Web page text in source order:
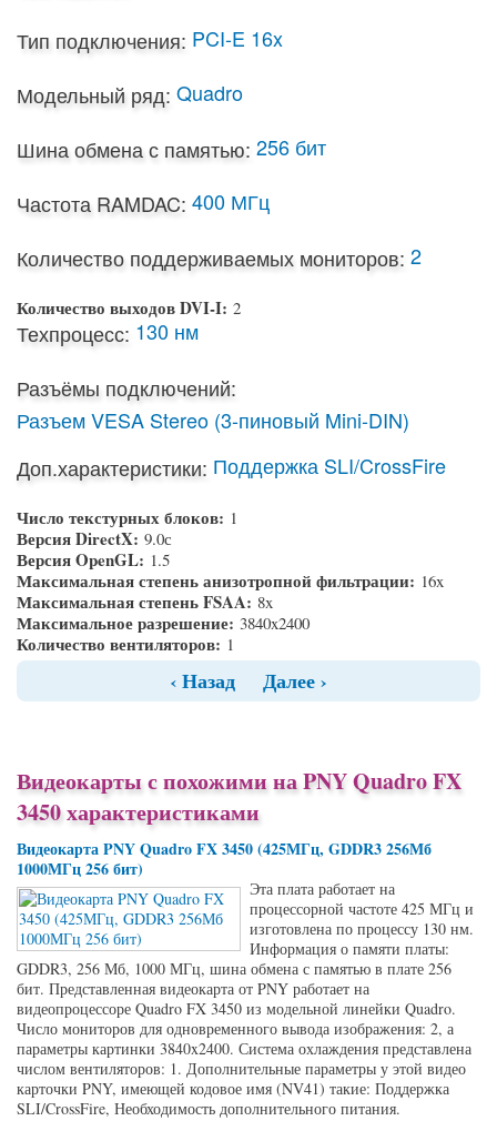
Тип подключения: PCI-E 16x
Модельный ряд: Quadro
Шина обмена с памятью: 256 бит
Частота RAMDAC: 400 МГц
Количество поддерживаемых мониторов: 2
Количество выходов DVI-I: 2
Техпроцесс: 130 нм
Разъёмы подключений:
Разъем VESA Stereo (3-пиновый Mini-DIN)
Доп.характеристики: Поддержка SLI/CrossFire
Число текстурных блоков: 1
Версия DirectX: 9.0с
Версия OpenGL: 1.5
Максимальная степень анизотропной фильтрации: 16x
Максимальная степень FSAA: 8x
Максимальное разрешение: 3840x2400
Количество вентиляторов: 1
‹ Назад Далее ›
Видеокарты с похожими на PNY Quadro FX
3450 характеристиками
Видеокарта PNY Quadro FX 3450 (425МГц, GDDR3 256Мб
1000МГц 256 бит)
Эта плата работает на
процессорной частоте 425 МГц и
изготовлена по процессу 130 нм.
Информация о памяти платы:
GDDR3, 256 Мб, 1000 МГц, шина обмена с памятью в плате 256
бит. Представленная видеокарта от PNY работает на
видеопроцессоре Quadro FX 3450 из модельной линейки Quadro.
Число мониторов для одновременного вывода изображения: 2, а
параметры картинки 3840x2400. Система охлаждения представлена
числом вентиляторов: 1. Дополнительные параметры у этой видео
карточки PNY, имеющей кодовое имя (NV41) такие: Поддержка
SLI/CrossFire, Необходимость дополнительного питания.